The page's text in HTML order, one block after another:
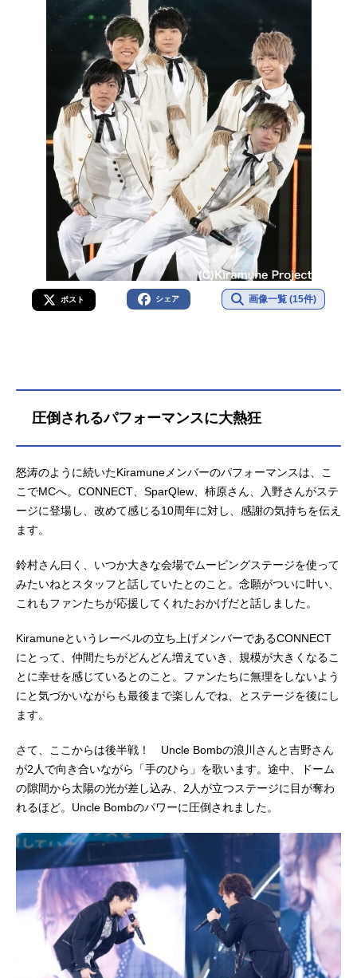
ポスト シェア 画像一覧 (15件)
圧倒されるパフォーマンスに大熱狂
怒涛のように続いたKiramuneメンバーのパフォーマンスは、こ
こでMCへ。CONNECT、SparQlew、柿原さん、入野さんがステ
ージに登場し、改めて感じる10周年に対し、感謝の気持ちを伝え
ます。
鈴村さん曰く、いつか大きな会場でムービングステージを使って
みたいねとスタッフと話していたとのこと。念願がついに叶い、
これもファンたちが応援してくれたおかげだと話しました。
Kiramuneというレーベルの立ち上げメンバーであるCONNECT
にとって、仲間たちがどんどん増えていき、規模が大きくなるこ
とに幸せを感じているとのこと。ファンたちに無理をしないよう
にと気づかいながらも最後まで楽しんでね、とステージを後にし
ます。
さて、ここからは後半戦！ Uncle Bombの浪川さんと吉野さん
が2人で向き合いながら「手のひら」を歌います。途中、ドーム
の隙間から太陽の光が差し込み、2人が立つステージに目が奪わ
れるほど。Uncle Bombのパワーに圧倒されました。